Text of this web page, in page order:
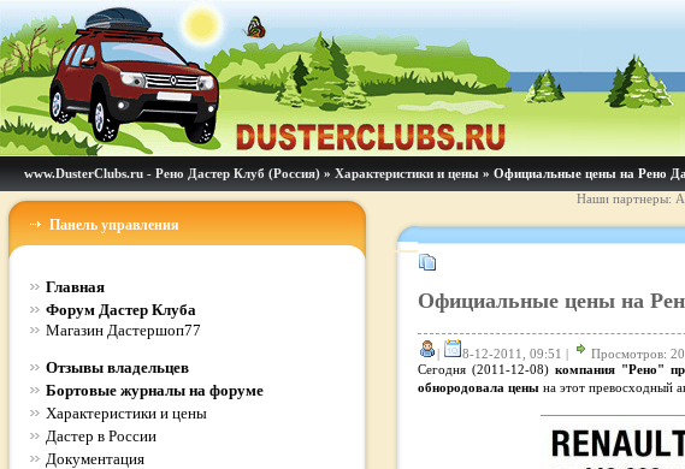
www.DusterClubs.ru - Рено Дастер Клуб (Россия) » Характеристики и цены » Официальные цены на Рено
Панель управления
Главная
Форум Дастер Клуба
Магазин Дастершоп77
Отзывы владельцев
Бортовые журналы на форуме
Характеристики и цены
Дастер в России
Документация
Наши партнеры:
Официальные цены на
| 8-12-2011, 09:51 | Просмотров:
Сегодня (2011-12-08) компания "Рено"
обнородовала ценына этот превосходный